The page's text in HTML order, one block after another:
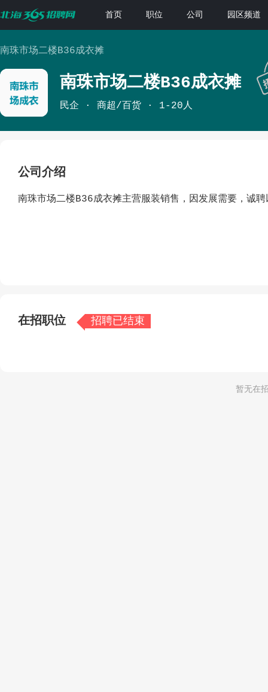
首页 职位 公司 园区频道
南珠市场二楼B36成衣摊
南珠市场二楼B36成衣摊
民企 商超/百货 1-20人
公司介绍
南珠市场二楼B36成衣摊主营服装销售，因发展需要，诚
在招职位 招聘已结束
暂无在